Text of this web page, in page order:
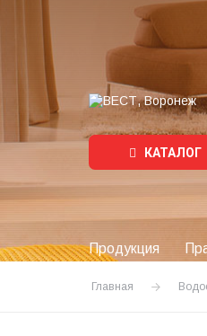
КАТАЛОГ
Продукция
Главная